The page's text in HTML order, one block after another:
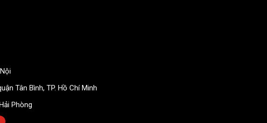
Tân Bình, TP. Hồ Chí Minh
Phòng